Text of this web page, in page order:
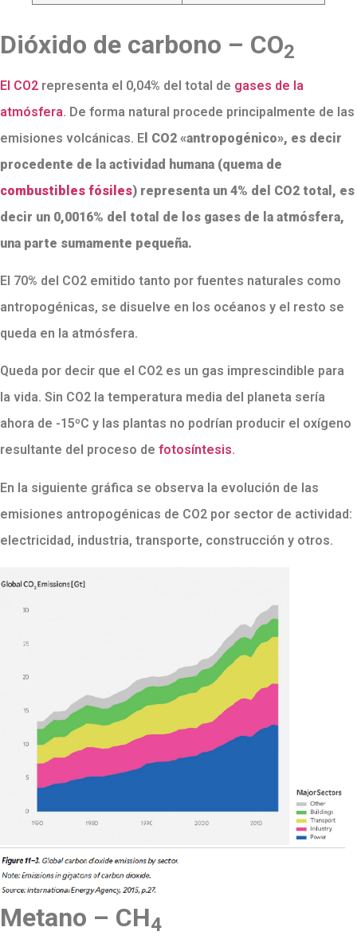
Dióxido de carbono – CO2
El CO2 representa el 0,04% del total de gases de la
atmósfera. De forma natural procede principalmente de las
emisiones volcánicas. E l CO2 «antropogénico», es decir
procedente de la actividad humana (quema de
combustibles fósiles) representa un 4% del CO2 total, es
decir un 0,0016% del total de los gases de la atmósfera,
una parte sumamente pequeña.
El 70% del CO2 emitido tanto por fuentes naturales como
antropogénicas, se disuelve en los océanos y el resto se
queda en la atmósfera.
Queda por decir que el CO2 es un gas imprescindible para
la vida. Sin CO2 la temperatura media del planeta sería
ahora de -15ºC y las plantas no podrían producir el oxígeno
resultante del proceso de fotosíntesis.
En la siguiente gráfica se observa la evolución de las
emisiones antropogénicas de CO2 por sector de actividad:
electricidad, industria, transporte, construcción y otros.
Metano – CH4